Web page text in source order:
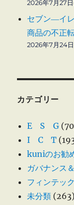
2026年7月27日
セブン―イ
商品の不正
2026年7月24
カテゴリー
E S G
I C T
kuniのお勧
ガバナンス
フィンテック
未分類 (263)